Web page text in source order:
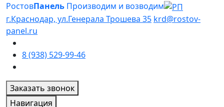
РостовПанель Производим и возводим
г.Краснодар, ул.Генерала Трошева 35 krd@rostov-
panel.ru
8 (938) 529-99-46
Заказать звонок
Навигация